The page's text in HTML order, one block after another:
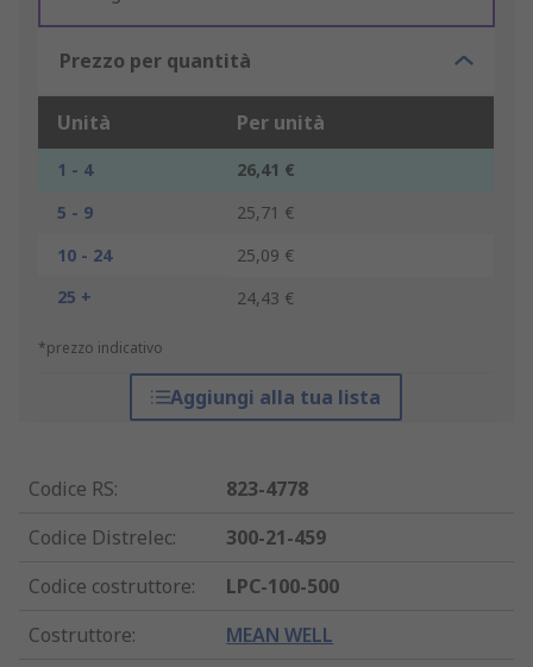
Prezzo per quantità
Unità Per unità
1 - 4
26,41 €
5 - 9
25,71 €
10 - 24
25,09 €
25 +
24,43 €
*prezzo indicativo
Aggiungi alla tua lista
Codice RS:
823-4778
Codice Distrelec:
300-21-459
Codice costruttore:
LPC-100-500
Costruttore: MEAN WELL